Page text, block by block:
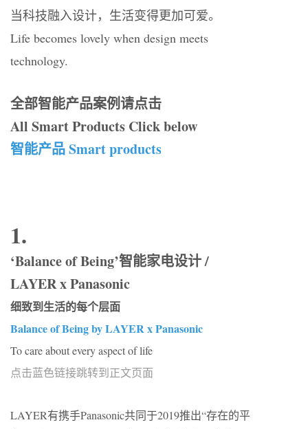
当科技融入设计，生活变得更加可爱。
Life becomes lovely when design meets
technology.
全部智能产品案例请点击
All Smart Products Click below
智能产品 Smart products
1.
‘Balance of Being’智能家电设计 /
LAYER x Panasonic
细致到生活的每个层面
Balance of Being by LAYER x Panasonic
To care about every aspect of life
点击蓝色链接跳转到正文页面
LAYER有携手Panasonic共同于2019推出“存在的平